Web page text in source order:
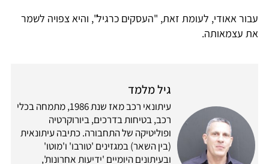
עבור אאודי, לעומת זאת, "העסקים כרגיל", והיא צפויה לשמר
את עצמאותה.
גיל מלמד
עיתונאי רכב מאז שנת 1986, מתמחה בכלי
רכב, בטיחות בדרכים, ביורוקרטיה
ופוליטיקה של התחבורה. כתיבה עיתונאית
(בין השאר) במגזינים 'טורבו' ו'מוטו'
ובעיתונים היומיים 'ידיעות אחרונות',